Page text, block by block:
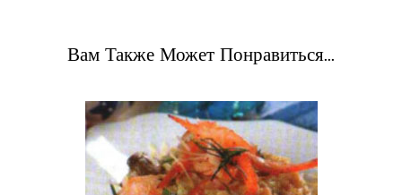
Вам Также Может Понравиться...